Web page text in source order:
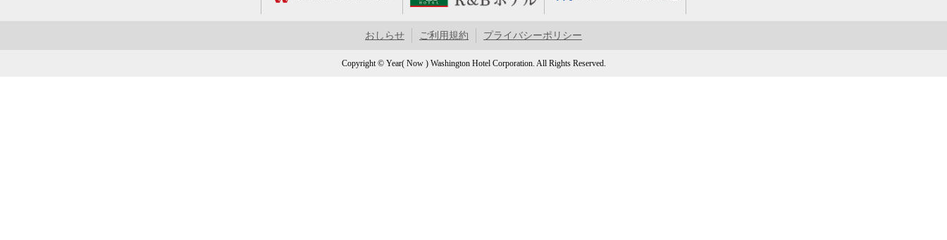
おしらせ ご利用規約 プライバシーポリシー
Copyright © Year( Now ) Washington Hotel Corporation. All Rights Reserved.